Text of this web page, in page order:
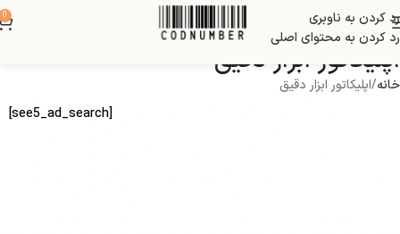
رد کردن به ناوبری
رد کردن به محتوای اصلی
0
اپلیکاتور ابزار دقیق
خانه اپلیکاتور ابزار دقیق
[see5_ad_search]